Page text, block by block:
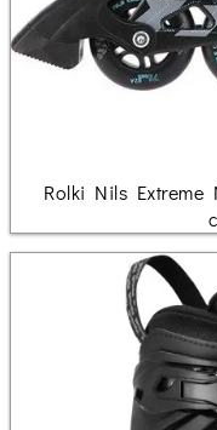
Rolki Nils Extreme